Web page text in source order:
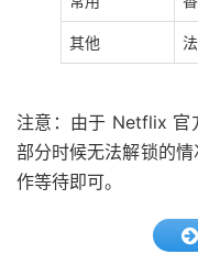
其他
注意：由于 Netflix 官
部分时候无法解锁的
作等待即可。